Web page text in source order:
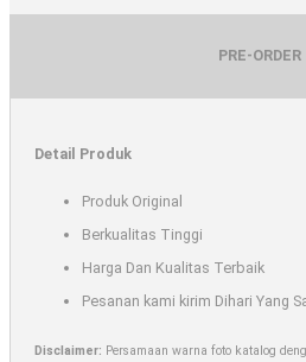
PRE-ORDER
Detail Produk
Produk Original
Berkualitas Tinggi
Harga Dan Kualitas Terbaik
Pesanan kami kirim Dihari Yang
Disclaimer: Persamaan warna foto katalog